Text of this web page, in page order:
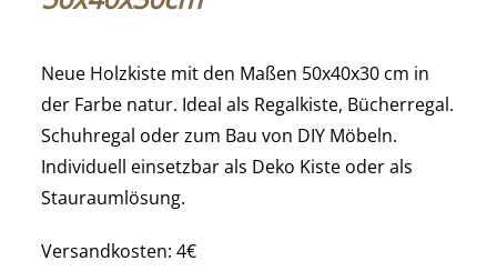
Neue Holzkiste mit den Maßen 50x40x30 cm in
der Farbe natur. Ideal als Regalkiste, Bücherregal.
Schuhregal oder zum Bau von DIY Möbeln.
Individuell einsetzbar als Deko Kiste oder als
Stauraumlösung.
Versandkosten: 4€